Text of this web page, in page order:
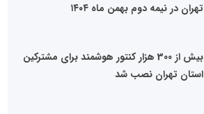
تهران در نیمه دوم بهمن ماه ۱۴۰۴
بیش از 300 هزار کنتور هوشمند برای مشترکین
استان تهران نصب شد